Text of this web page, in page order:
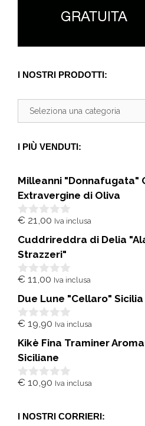
I NOSTRI PRODOTTI:
I PIÙ VENDUTI:
Milleanni "Donnafugata"
Extravergine di Oliva
0
u
5
€ 21,00 Iva inclusa
Cuddrireddra di Delia
Strazzeri"
0
u
5
€ 11,00 Iva inclusa
Due Lune "Cellaro" Sicilia
0
u
5
€ 19,90 Iva inclusa
Kikè Fina Traminer
Siciliane
0
5
€ 10,90 Iva inclusa
I NOSTRI CORRIERI: